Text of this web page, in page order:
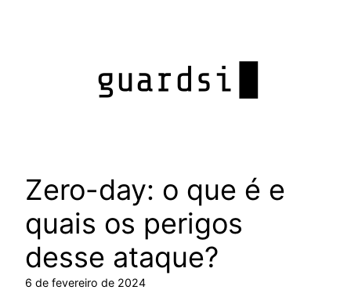
Zero-day: o que é e
quais os perigos
desse ataque?
6 de fevereiro de 2024